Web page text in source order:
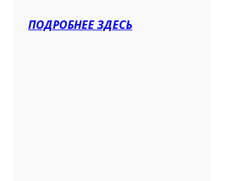
ПОДРОБНЕЕ ЗДЕСЬ